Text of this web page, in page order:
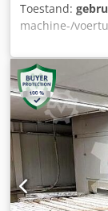
Toestand:
machine-/
Superfici -
Werkbreedte:
Werkhoogte:
Huidige staat:
afzonderlijk
transportband
18 m/min - 2